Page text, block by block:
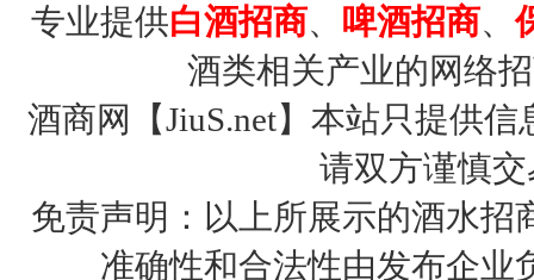
专业提供白酒招商、 啤酒招商、
酒类相关产业的网络
酒商网【JiuS.net】本站只提供
请双方谨慎
免责声明：以上所展示的酒水
准确性和合法性由发布企业